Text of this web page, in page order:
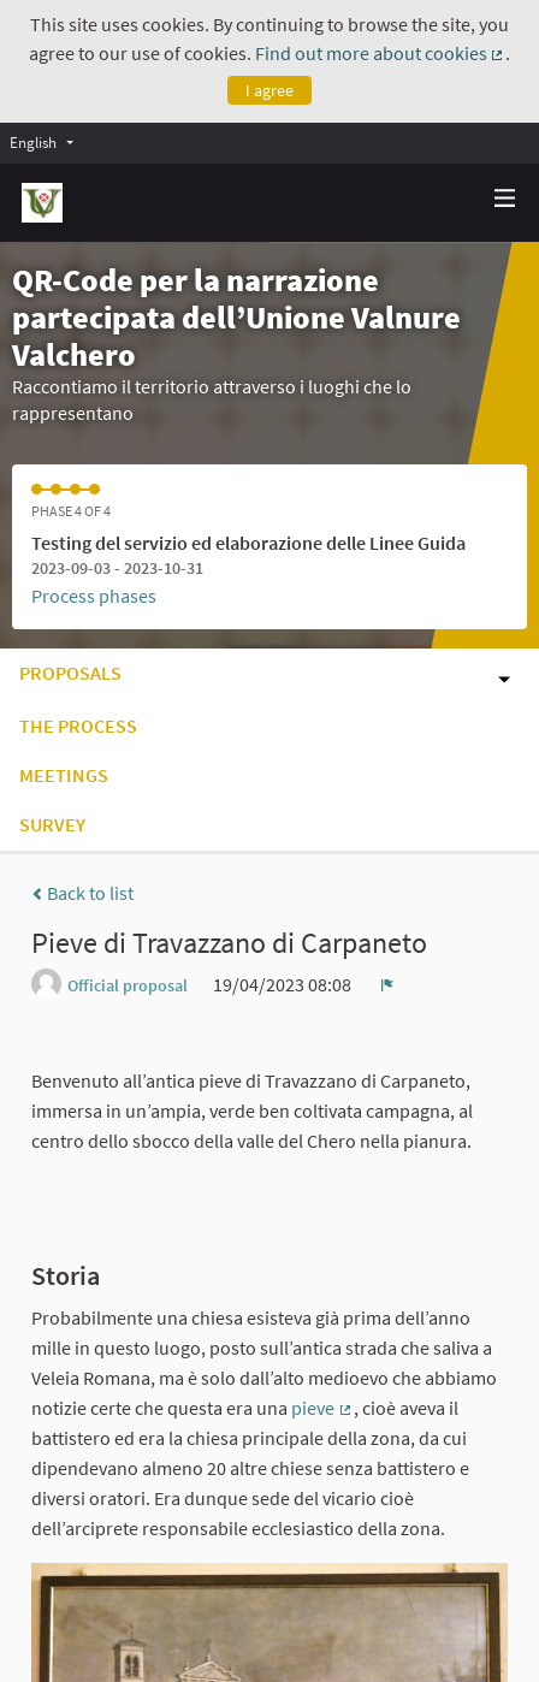
This site uses cookies. By continuing to browse the site, you
agree to our use of cookies. Find out more about cookies
.
I agree
English
QR-Code per la narrazione
partecipata dell’Unione Valnure
Valchero
Raccontiamo il territorio attraverso i luoghi che lo
rappresentano
PHASE 4 OF 4
Testing del servizio ed elaborazione delle Linee Guida
2023-09-03 - 2023-10-31
Process phases
PROPOSALS
THE PROCESS
MEETINGS
SURVEY
Back to list
Pieve di Travazzano di Carpaneto
Official proposal
19/04/2023 08:08
Benvenuto all’antica pieve di Travazzano di Carpaneto,
immersa in un’ampia, verde ben coltivata campagna, al
centro dello sbocco della valle del Chero nella pianura.
Storia
Probabilmente una chiesa esisteva già prima dell’anno
mille in questo luogo, posto sull’antica strada che saliva a
Veleia Romana, ma è solo dall’alto medioevo che abbiamo
notizie certe che questa era una pieve
(External link)
, cioè aveva il
battistero ed era la chiesa principale della zona, da cui
dipendevano almeno 20 altre chiese senza battistero e
diversi oratori. Era dunque sede del vicario cioè
dell’arciprete responsabile ecclesiastico della zona.